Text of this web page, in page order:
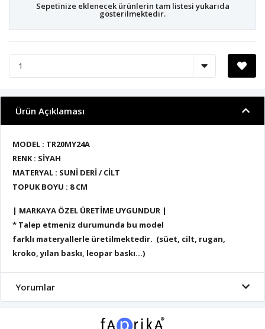
Sepetinize eklenecek ürünlerin tam listesi yukarıda
gösterilmektedir.
Ürün Açıklaması
MODEL : TR20MY24A
RENK : SİYAH
MATERYAL : SUNİ DERİ / CİLT
TOPUK BOYU : 8 CM
| MARKAYA ÖZEL ÜRETİME UYGUNDUR |
* Talep etmeniz durumunda bu model
farklı materyallerle üretilmektedir. (süet, cilt, rugan,
kroko, yılan baskı, leopar baskı...)
Yorumlar